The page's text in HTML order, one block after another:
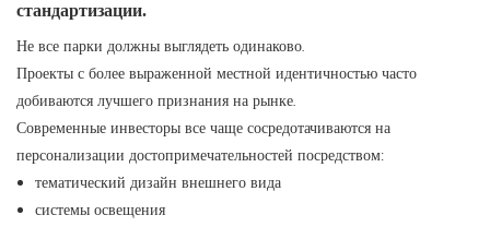
стандартизации.
Не все парки должны выглядеть одинаково.
Проекты с более выраженной местной идентичностью часто
добиваются лучшего признания на рынке.
Современные инвесторы все чаще сосредотачиваются на
персонализации достопримечательностей посредством:
тематический дизайн внешнего вида
системы освещения